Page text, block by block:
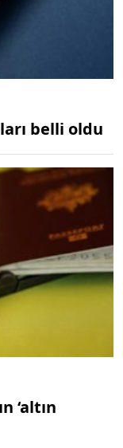
belli oldu
‘altın